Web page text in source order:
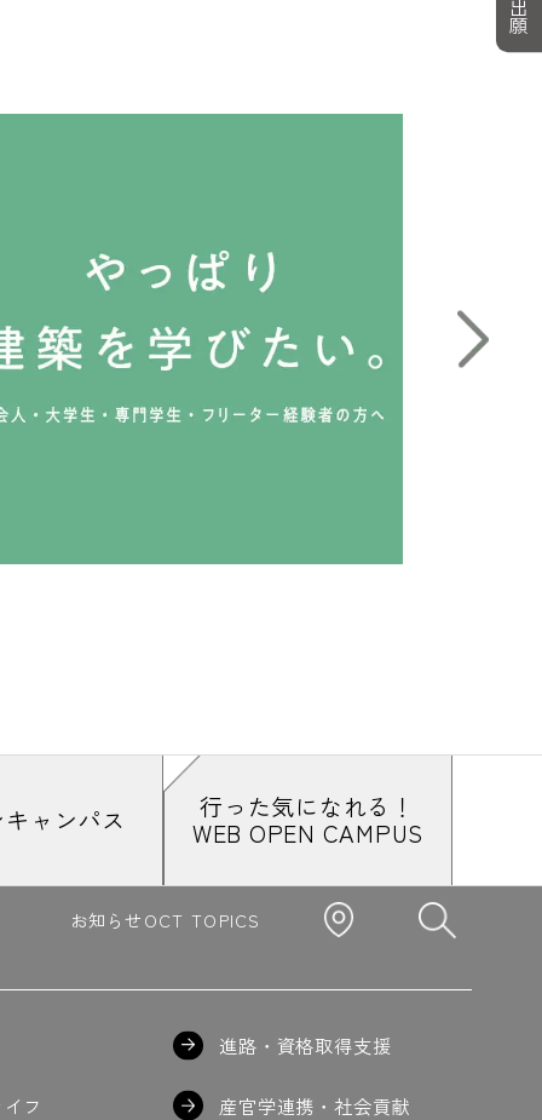
ャンパス 行った気になれる！
WEB OPEN CAMPUS
お知らせOCT TOPICS
進路・資格取得支援
フ 産官学連携・社会貢献